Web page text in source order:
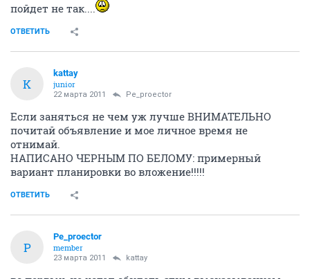
пойдет не так....
ОТВЕТИТЬ
K
kattay
junior
22 марта 2011 Pe_proector
Если заняться не чем уж лучше ВНИМАТЕЛЬНО
почитай объявление и мое личное время не
отнимай.
НАПИСАНО ЧЕРНЫМ ПО БЕЛОМУ: примерный
вариант планировки во вложение!!!!!
ОТВЕТИТЬ
P
Pe_proector
member
23 марта 2011 kattay